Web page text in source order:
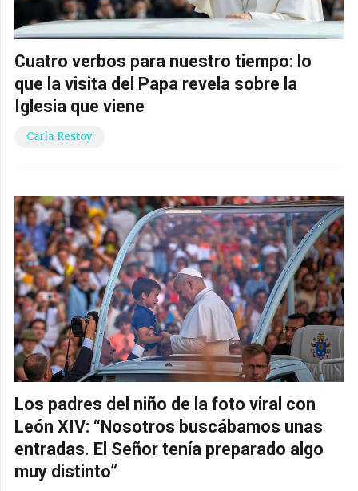
Cuatro verbos para nuestro tiempo: lo
que la visita del Papa revela sobre la
Iglesia que viene
Carla Restoy
Los padres del niño de la foto viral con
León XIV: “Nosotros buscábamos unas
entradas. El Señor tenía preparado algo
muy distinto”